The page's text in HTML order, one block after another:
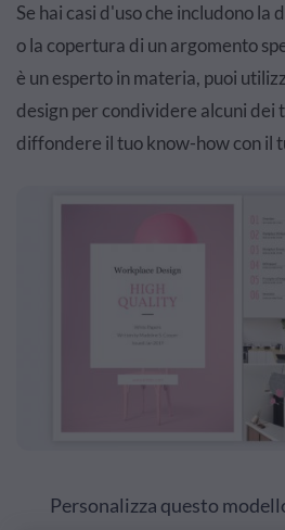
Se hai casi d'uso che includono la
o la copertura di un argomento
è un esperto in materia, puoi
design per condividere alcuni dei
diffondere il tuo know-how con il
Personalizza questo